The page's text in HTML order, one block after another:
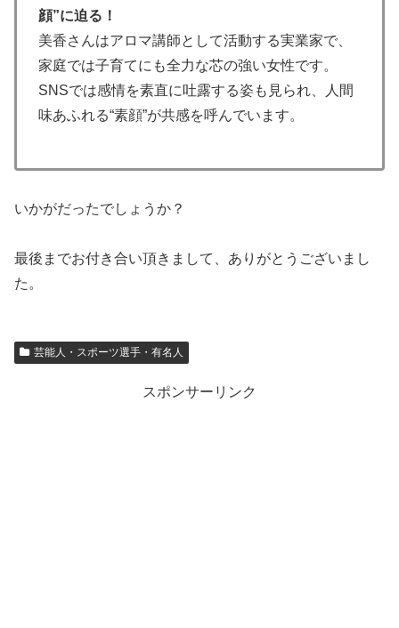
顔”に迫る！
美香さんはアロマ講師として活動する実業家で、
家庭では子育てにも全力な芯の強い女性です。
SNSでは感情を素直に吐露する姿も見られ、人間
味あふれる“素顔”が共感を呼んでいます。
いかがだったでしょうか？
最後までお付き合い頂きまして、ありがとうございまし
た。
芸能人・スポーツ選手・有名人
スポンサーリンク